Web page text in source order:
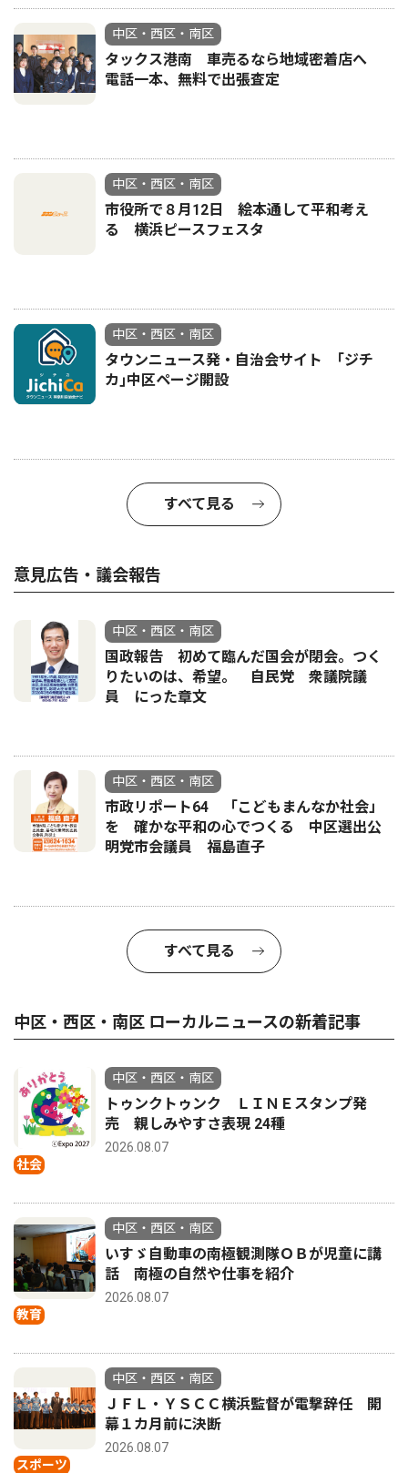
中区・西区・南区
タックス港南 車売るなら地域密着店へ
電話一本、無料で出張査定
中区・西区・南区
市役所で８月12日 絵本通して平和考え
る 横浜ピースフェスタ
中区・西区・南区
タウンニュース発・自治会サイト ｢ジチ
カ｣中区ページ開設
すべて見る
意見広告・議会報告
中区・西区・南区
国政報告 初めて臨んだ国会が閉会。つく
りたいのは、希望。 自民党 衆議院議
員 にった章文
中区・西区・南区
市政リポート64 「こどもまんなか社会」
を 確かな平和の心でつくる 中区選出公
明党市会議員 福島直子
すべて見る
中区・西区・南区 ローカルニュースの新着記事
社会
中区・西区・南区
トゥンクトゥンク ＬＩＮＥスタンプ発
売 親しみやすさ表現 24種
2026.08.07
教育
中区・西区・南区
いすゞ自動車の南極観測隊ＯＢが児童に講
話 南極の自然や仕事を紹介
2026.08.07
スポーツ
中区・西区・南区
ＪＦＬ・ＹＳＣＣ横浜監督が電撃辞任 開
幕１カ月前に決断
2026.08.07